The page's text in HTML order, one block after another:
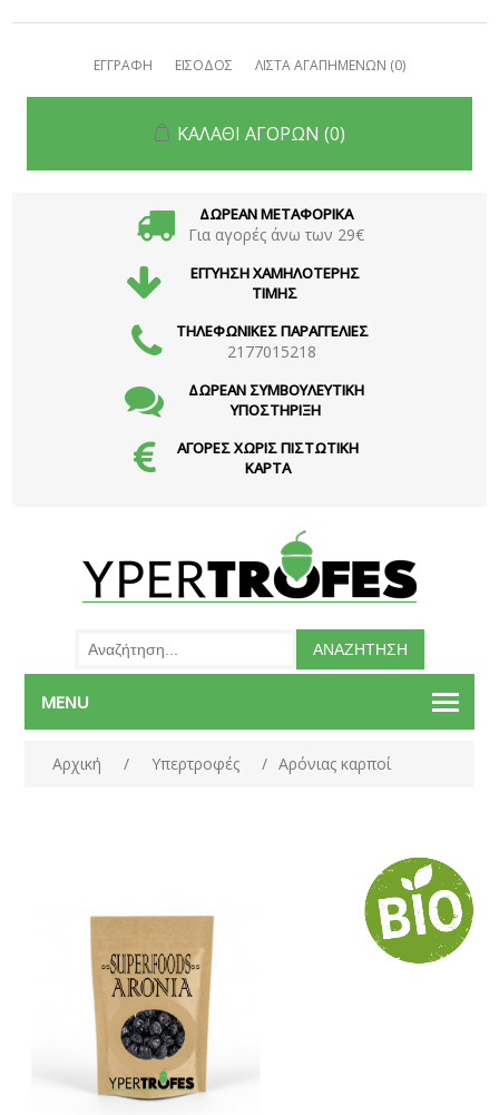
ΕΓΓΡΑΦΗ ΕΙΣΟΔΟΣ ΛΙΣΤΑ ΑΓΑΠΗΜΕΝΩΝ (0)
ΚΑΛΑΘΙ ΑΓΟΡΩΝ (0)
ΔΩΡΕΑΝ ΜΕΤΑΦΟΡΙΚΑ
Για αγορές άνω των 29€
ΕΓΓΥΗΣΗ ΧΑΜΗΛΟΤΕΡΗΣ
ΤΙΜΗΣ
ΤΗΛΕΦΩΝΙΚΕΣ ΠΑΡΑΓΓΕΛΙΕΣ
2177015218
ΔΩΡΕΑΝ ΣΥΜΒΟΥΛΕΥΤΙΚΗ
ΥΠΟΣΤΗΡΙΞΗ
ΑΓΟΡΕΣ ΧΩΡΙΣ ΠΙΣΤΩΤΙΚΗ
ΚΑΡΤΑ
MENU
Αρχική / Υπερτροφές / Αρόνιας καρποί